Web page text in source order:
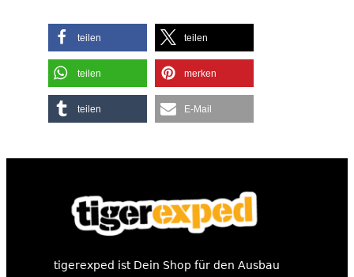
teilen teilen
teilen merken
teilen E-Mail
tigerexped ist Dein Shop für den Ausbau